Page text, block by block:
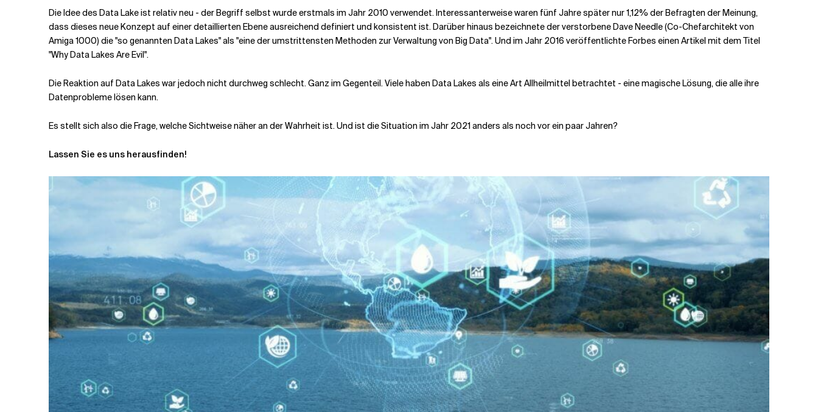
Verwandte Themen
Die Idee des Data Lake ist relativ neu - der Begriff selbst wurde erstmals im Jahr 2010 verwendet. Interessanterweise waren fünf Jahre später nur 1,12% der Befragten der Meinung,
dass dieses neue Konzept auf einer detaillierten Ebene ausreichend definiert und konsistent ist. Darüber hinaus bezeichnete der verstorbene Dave Needle (Co-Chefarchitekt von
Amiga 1000) die "so genannten Data Lakes" als "eine der umstrittensten Methoden zur Verwaltung von Big Data". Und im Jahr 2016 veröffentlichte Forbes einen Artikel mit dem Titel
"Why Data Lakes Are Evil".
Die Reaktion auf Data Lakes war jedoch nicht durchweg schlecht. Ganz im Gegenteil. Viele haben Data Lakes als eine Art Allheilmittel betrachtet - eine magische Lösung, die alle ihre
Datenprobleme lösen kann.
Es stellt sich also die Frage, welche Sichtweise näher an der Wahrheit ist. Und ist die Situation im Jahr 2021 anders als noch vor ein paar Jahren?
Lassen Sie es uns herausfinden!